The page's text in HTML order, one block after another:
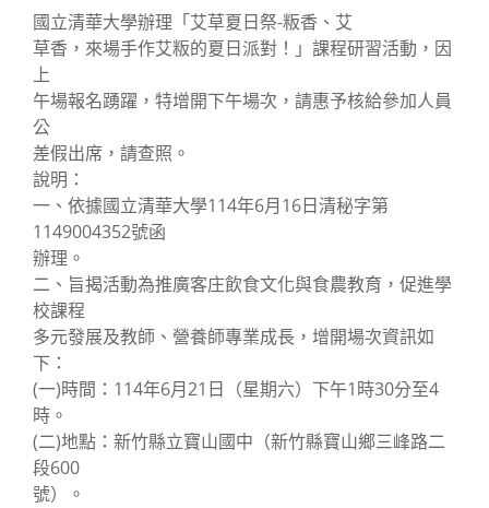
國立清華大學辦理「艾草夏日祭-粄香、艾
草香，來場手作艾粄的夏日派對！」課程研習活動，因
上
午場報名踴躍，特增開下午場次，請惠予核給參加人員
公
差假出席，請查照。
說明：
一、依據國立清華大學114年6月16日清秘字第
1149004352號函
辦理。
二、旨揭活動為推廣客庄飲食文化與食農教育，促進學
校課程
多元發展及教師、營養師專業成長，增開場次資訊如
下：
(一)時間：114年6月21日（星期六）下午1時30分至4
時。
(二)地點：新竹縣立寶山國中（新竹縣寶山鄉三峰路二
段600
號）。